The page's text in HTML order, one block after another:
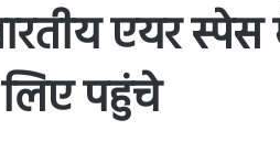
एयर स्पेस
पहुंचे